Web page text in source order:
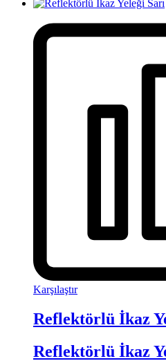
Karşılaştır
Reflektörlü İkaz
Reflektörlü İkaz